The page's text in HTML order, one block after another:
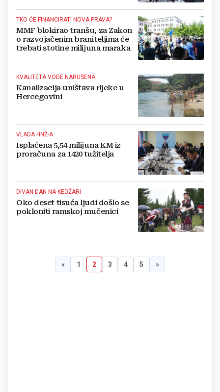
TKO ĆE FINANCIRATI NOVA PRAVA?
MMF blokirao tranšu, za Zakon
o razvojačenim braniteljima će
trebati stotine milijuna maraka
KVALITETA VODE NARUŠENA
Kanalizacija uništava rijeke u
Hercegovini
VLADA HNŽ-A
Isplaćena 5,54 milijuna KM iz
proračuna za 1420 tužitelja
DIVAN DAN NA KEDŽARI
Oko deset tisuća ljudi došlo se
pokloniti ramskoj mučenici
« 1 2 3 4 5 »